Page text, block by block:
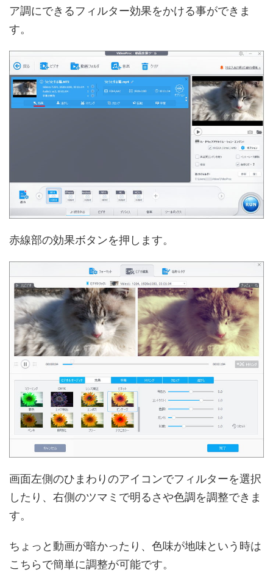
ア調にできるフィルター効果をかける事ができま
す。
赤線部の効果ボタンを押します。
画面左側のひまわりのアイコンでフィルターを選択
したり、右側のツマミで明るさや色調を調整できま
す。
ちょっと動画が暗かったり、色味が地味という時は
こちらで簡単に調整が可能です。